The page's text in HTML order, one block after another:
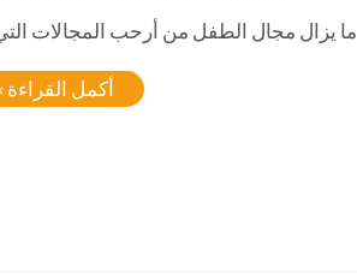
ما يزال مجال الطفل من أرحب المجالات
أكمل القراءة